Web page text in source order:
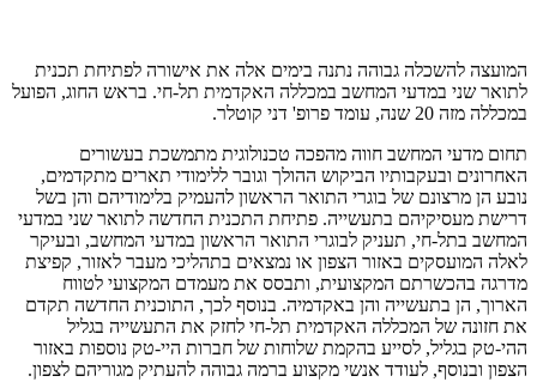
המועצה להשכלה גבוהה נתנה בימים אלה את אישורה לפתיחת תכנית
לתואר שני במדעי המחשב במכללה האקדמית תל-חי. בראש החוג, הפועל
במכללה מזה 20 שנה, עומד פרופ' דני קוטלר.
תחום מדעי המחשב חווה מהפכה טכנולוגית מתמשכת בעשורים
האחרונים ובעקבותיו הביקוש ההולך וגובר ללימודי תארים מתקדמים,
נובע הן מרצונם של בוגרי התואר הראשון להעמיק בלימודיהם והן בשל
דרישת מעסיקיהם בתעשייה. פתיחת התכנית החדשה לתואר שני במדעי
המחשב בתל-חי, תעניק לבוגרי התואר הראשון במדעי המחשב, ובעיקר
לאלה המועסקים באזור הצפון או נמצאים בתהליכי מעבר לאזור, קפיצת
מדרגה בהכשרתם המקצועית, ותבסס את מעמדם המקצועי לטווח
הארוך, הן בתעשייה והן באקדמיה. בנוסף לכך, התוכנית החדשה תקדם
את חזונה של המכללה האקדמית תל-חי לחזק את התעשייה בגליל
ההי-טק בגליל, לסייע בהקמת שלוחות של חברות היי-טק נוספות באזור
הצפון ובנוסף, לעודד אנשי מקצוע ברמה גבוהה להעתיק מגוריהם לצפון.